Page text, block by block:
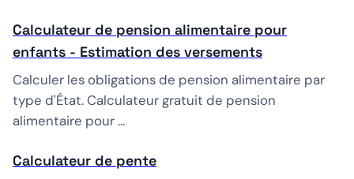
Calculateur de pension alimentaire pour
enfants - Estimation des versements
Calculer les obligations de pension alimentaire par
type d'État. Calculateur gratuit de pension
alimentaire pour …
Calculateur de pente